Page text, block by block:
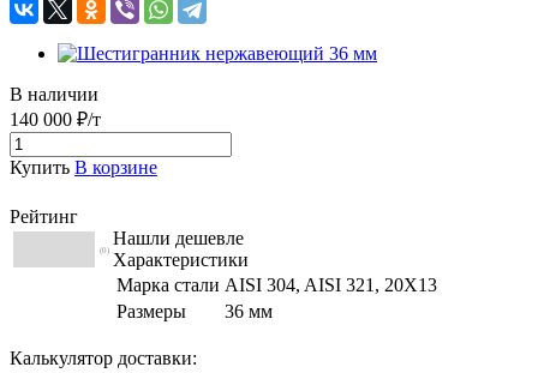
В наличии
140 000 ₽/т
Купить В корзине
Рейтинг
(0)
Нашли дешевле
Характеристики
Марка стали AISI 304, AISI 321, 20Х13
Размеры
36 мм
Калькулятор доставки: